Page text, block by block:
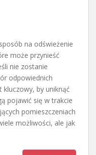
na odświeżenie
może przynieść
nie zostanie
odpowiednich
by uniknąć
pojawić się w trakcie
pomieszczeniach
możliwości, ale jak